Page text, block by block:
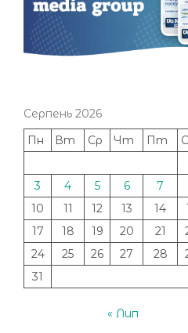
Серпень 2026
Пн
Вт Ср Чт Пт
3
4 5 6 7
10
11 12 13 14
17
18 19 20 21
24
25 26 27 28
31
« Лип